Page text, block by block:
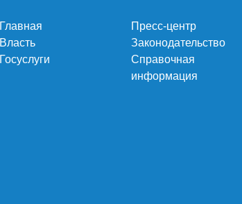
Главная
Власть
Госуслуги
Пресс-центр
Законодательство
Справочная
информация